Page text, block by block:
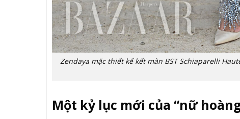
Zendaya mặc thiết kế kết màn BST Schiaparelli
Một kỷ lục mới của “nữ